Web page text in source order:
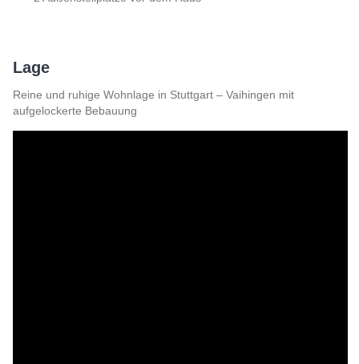
Lage
Reine und ruhige Wohnlage in Stuttgart – Vaihingen mit
aufgelockerte Bebauung